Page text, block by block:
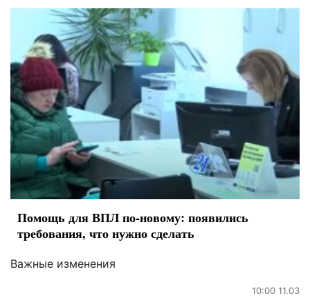
Помощь для ВПЛ по-новому: появились
требования, что нужно сделать
Важные изменения
10:00 11.03